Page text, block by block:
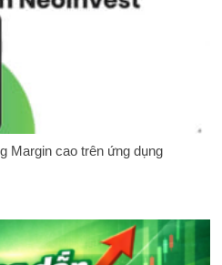
Margin cao trên ứng dụng